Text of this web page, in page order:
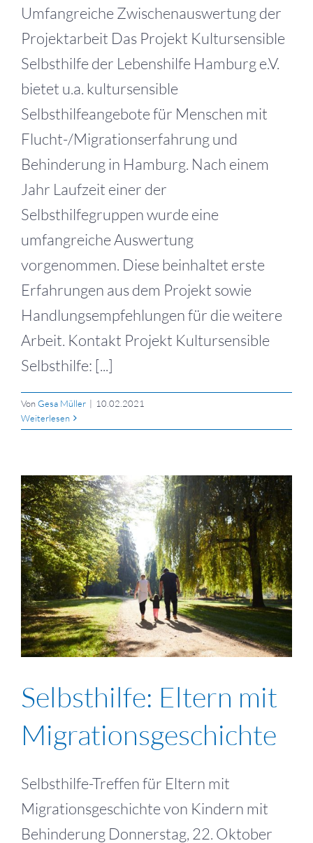
Umfangreiche Zwischenauswertung der
Projektarbeit Das Projekt Kultursensible
Selbsthilfe der Lebenshilfe Hamburg e.V.
bietet u.a. kultursensible
Selbsthilfeangebote für Menschen mit
Flucht-/Migrationserfahrung und
Behinderung in Hamburg. Nach einem
Jahr Laufzeit einer der
Selbsthilfegruppen wurde eine
umfangreiche Auswertung
vorgenommen. Diese beinhaltet erste
Erfahrungen aus dem Projekt sowie
Handlungsempfehlungen für die weitere
Arbeit. Kontakt Projekt Kultursensible
Selbsthilfe: [...]
VonGesa Müller | 10.02.2021
Weiterlesen
Selbsthilfe: Eltern mit
Migrationsgeschichte
Selbsthilfe-Treffen für Eltern mit
Migrationsgeschichte von Kindern mit
Behinderung Donnerstag, 22. Oktober